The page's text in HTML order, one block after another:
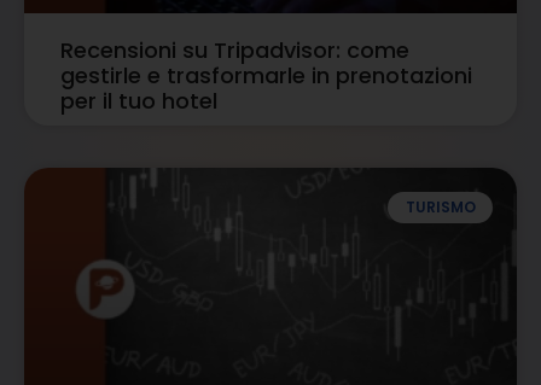
Recensioni su Tripadvisor: come
gestirle e trasformarle in prenotazioni
per il tuo hotel
TURISMO